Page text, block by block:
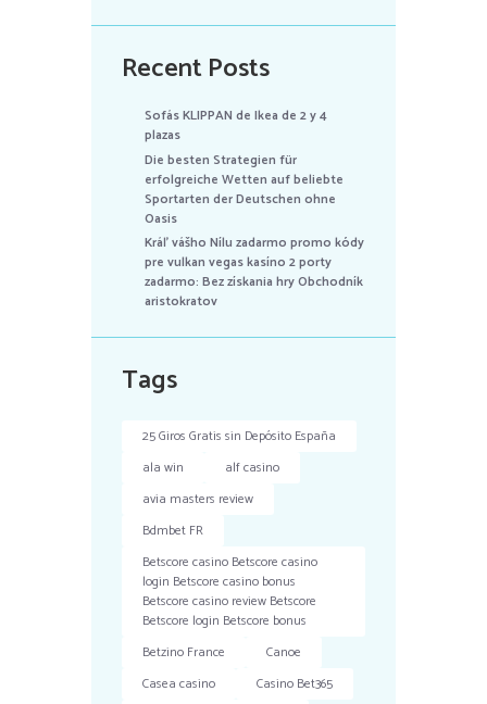
Recent Posts
Sofás KLIPPAN de Ikea de 2 y 4
plazas
Die besten Strategien für
erfolgreiche Wetten auf beliebte
Sportarten der Deutschen ohne
Oasis
Kráľ vášho Nílu zadarmo promo kódy
pre vulkan vegas kasíno 2 porty
zadarmo: Bez získania hry Obchodník
aristokratov
Tags
25 Giros Gratis sin Depósito España
ala win
alf casino
avia masters review
Bdmbet FR
Betscore casino Betscore casino
login Betscore casino bonus
Betscore casino review Betscore
Betscore login Betscore bonus
Betzino France
Canoe
Casea casino
Casino Bet365